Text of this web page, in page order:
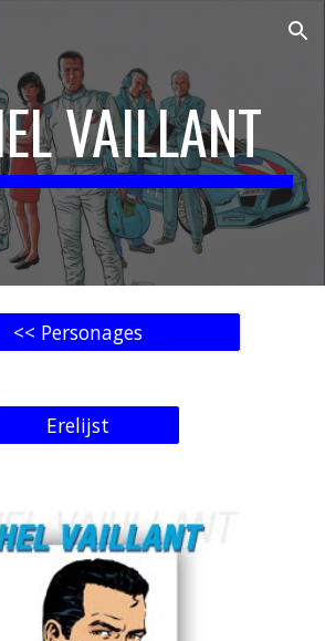
Skip to navigation
VAILLANT
<< Personages
Erelijst